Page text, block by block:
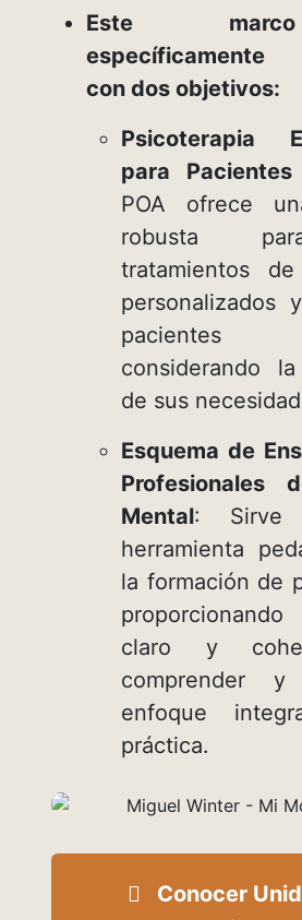
Este
específicamente
con dos objetivos:
Psicoterapia
para Pacientes
POA ofrece
robusta
tratamientos de
personalizados
pacientes
considerando
de sus
Esquema de
Profesionales
Mental: Sirve
herramienta
la formación de
claro y
comprender
enfoque
práctica.
Conocer